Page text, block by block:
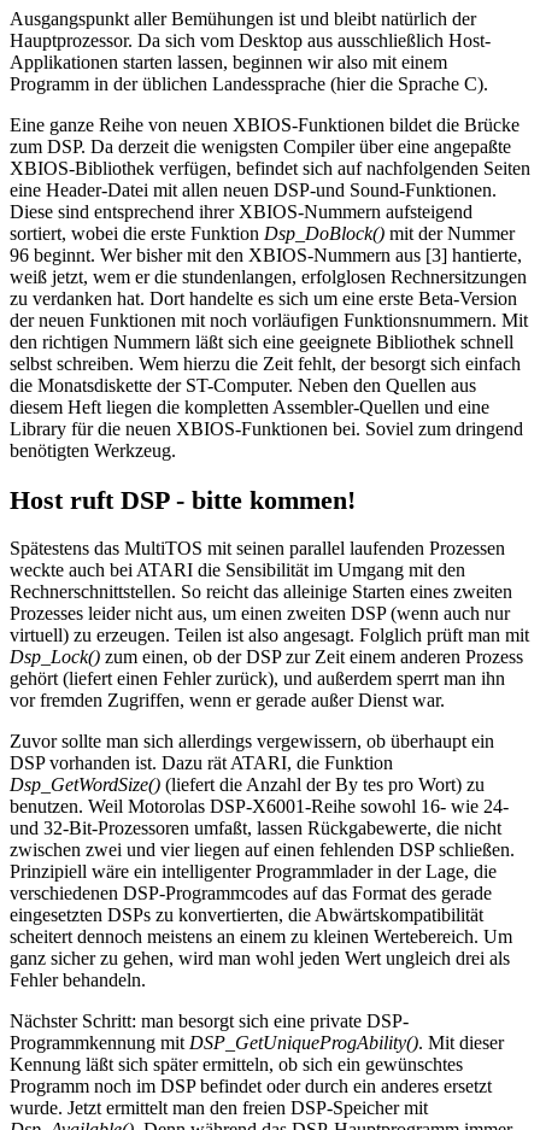
Ausgangspunkt aller Bemühungen ist und bleibt natürlich der
Hauptprozessor. Da sich vom Desktop aus ausschließlich Host-
Applikationen starten lassen, beginnen wir also mit einem
Programm in der üblichen Landessprache (hier die Sprache C).
Eine ganze Reihe von neuen XBIOS-Funktionen bildet die Brücke
zum DSP. Da derzeit die wenigsten Compiler über eine angepaßte
XBIOS-Bibliothek verfügen, befindet sich auf nachfolgenden Seiten
eine Header-Datei mit allen neuen DSP-und Sound-Funktionen.
Diese sind entsprechend ihrer XBIOS-Nummern aufsteigend
sortiert, wobei die erste Funktion Dsp_DoBlock() mit der Nummer
96 beginnt. Wer bisher mit den XBIOS-Nummern aus [3] hantierte,
weiß jetzt, wem er die stundenlangen, erfolglosen Rechnersitzungen
zu verdanken hat. Dort handelte es sich um eine erste Beta-Version
der neuen Funktionen mit noch vorläufigen Funktionsnummern. Mit
den richtigen Nummern läßt sich eine geeignete Bibliothek schnell
selbst schreiben. Wem hierzu die Zeit fehlt, der besorgt sich einfach
die Monatsdiskette der ST-Computer. Neben den Quellen aus
diesem Heft liegen die kompletten Assembler-Quellen und eine
Library für die neuen XBIOS-Funktionen bei. Soviel zum dringend
benötigten Werkzeug.
Host ruft DSP - bitte kommen!
Spätestens das MultiTOS mit seinen parallel laufenden Prozessen
weckte auch bei ATARI die Sensibilität im Umgang mit den
Rechnerschnittstellen. So reicht das alleinige Starten eines zweiten
Prozesses leider nicht aus, um einen zweiten DSP (wenn auch nur
virtuell) zu erzeugen. Teilen ist also angesagt. Folglich prüft man mit
Dsp_Lock() zum einen, ob der DSP zur Zeit einem anderen Prozess
gehört (liefert einen Fehler zurück), und außerdem sperrt man ihn
vor fremden Zugriffen, wenn er gerade außer Dienst war.
Zuvor sollte man sich allerdings vergewissern, ob überhaupt ein
DSP vorhanden ist. Dazu rät ATARI, die Funktion
Dsp_GetWordSize() (liefert die Anzahl der By tes pro Wort) zu
benutzen. Weil Motorolas DSP-X6001-Reihe sowohl 16- wie 24-
und 32-Bit-Prozessoren umfaßt, lassen Rückgabewerte, die nicht
zwischen zwei und vier liegen auf einen fehlenden DSP schließen.
Prinzipiell wäre ein intelligenter Programmlader in der Lage, die
verschiedenen DSP-Programmcodes auf das Format des gerade
eingesetzten DSPs zu konvertierten, die Abwärtskompatibilität
scheitert dennoch meistens an einem zu kleinen Wertebereich. Um
ganz sicher zu gehen, wird man wohl jeden Wert ungleich drei als
Fehler behandeln.
Nächster Schritt: man besorgt sich eine private DSP-
Programmkennung mit DSP_GetUniqueProgAbility(). Mit dieser
Kennung läßt sich später ermitteln, ob sich ein gewünschtes
Programm noch im DSP befindet oder durch ein anderes ersetzt
wurde. Jetzt ermittelt man den freien DSP-Speicher mit